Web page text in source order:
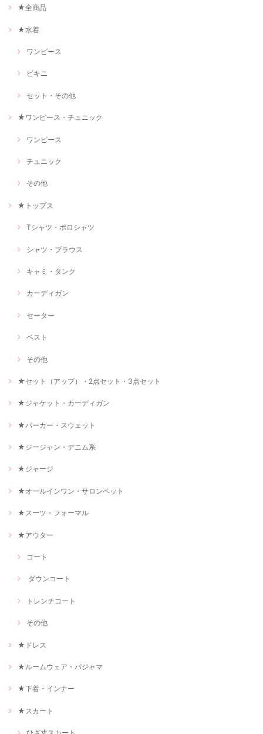
★全商品
★水着
ワンピース
ビキニ
セット・その他
★ワンピース・チュニック
ワンピース
チュニック
その他
★トップス
Tシャツ・ポロシャツ
シャツ・ブラウス
キャミ・タンク
カーディガン
セーター
ベスト
その他
★セット（アップ）・2点セット・3点セット
★ジャケット・カーディガン
★パーカー・スウェット
★ジージャン・デニム系
★ジャージ
★オールインワン・サロンペット
★スーツ・フォーマル
★アウター
コート
ダウンコート
トレンチコート
その他
★ドレス
★ルームウェア・パジャマ
★下着・インナー
★スカート